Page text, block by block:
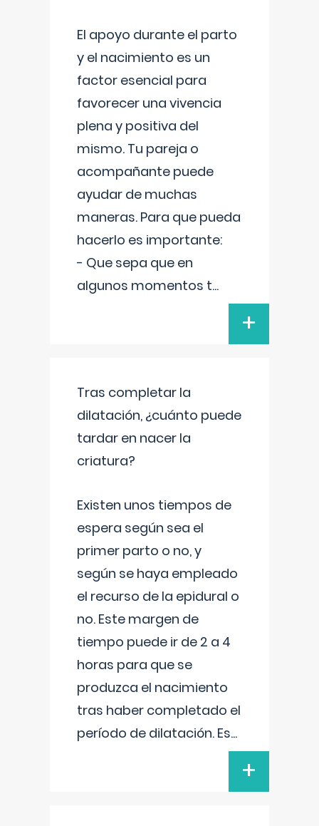
El apoyo durante el parto
y el nacimiento es un
factor esencial para
favorecer una vivencia
plena y positiva del
mismo. Tu pareja o
acompañante puede
ayudar de muchas
maneras. Para que pueda
hacerlo es importante:
- Que sepa que en
algunos momentos t...
+
Tras completar la
dilatación, ¿cuánto puede
tardar en nacer la
criatura?
Existen unos tiempos de
espera según sea el
primer parto o no, y
según se haya empleado
el recurso de la epidural o
no. Este margen de
tiempo puede ir de 2 a 4
horas para que se
produzca el nacimiento
tras haber completado el
período de dilatación. Es...
+